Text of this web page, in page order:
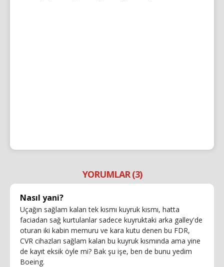
YORUMLAR (3)
Nasıl yani?
Uçağın sağlam kalan tek kısmı kuyruk kısmı, hatta
faciadan sağ kurtulanlar sadece kuyruktaki arka galley'de
oturan iki kabin memuru ve kara kutu denen bu FDR,
CVR cihazları sağlam kalan bu kuyruk kısmında ama yine
de kayıt eksik öyle mi? Bak şu işe, ben de bunu yedim
Boeing.